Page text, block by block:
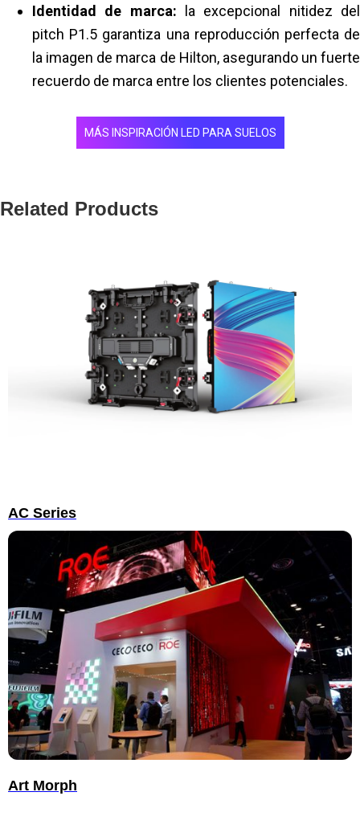
Identidad de marca: la excepcional nitidez del
pitch P1.5 garantiza una reproducción perfecta de
la imagen de marca de Hilton, asegurando un fuerte
recuerdo de marca entre los clientes potenciales.
MÁS INSPIRACIÓN LED PARA SUELOS
Related Products
AC Series
Art Morph